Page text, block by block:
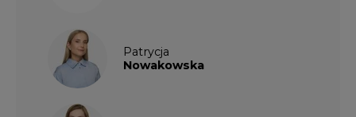
Patrycja
Nowakowska